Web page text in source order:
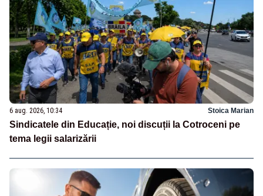
6 aug. 2026, 10:34 Stoica Marian
Sindicatele din Educație, noi discuții la Cotroceni pe
tema legii salarizării